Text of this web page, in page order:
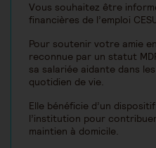
Vous souhaitez être
financières de l’emploi
Pour soutenir votre amie
reconnue par un statut
sa salariée aidante dans
quotidien de vie.
Elle bénéficie d’un
l’institution pour
maintien à domicile.